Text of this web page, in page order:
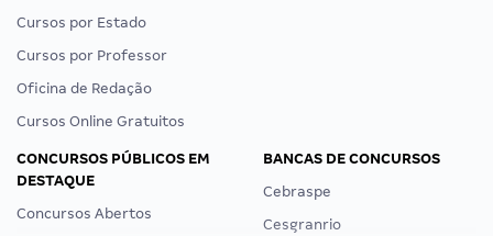
Cursos por Estado
Cursos por Professor
Oficina de Redação
Cursos Online Gratuitos
CONCURSOS PÚBLICOS EM
DESTAQUE
Concursos Abertos
BANCAS DE CONCURSOS
Cebraspe
Cesgranrio